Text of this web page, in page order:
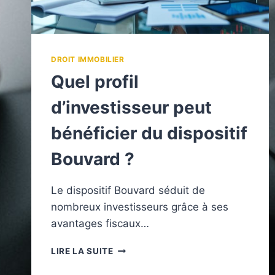
DROIT IMMOBILIER
Quel profil
d’investisseur peut
bénéficier du dispositif
Bouvard ?
Le dispositif Bouvard séduit de
nombreux investisseurs grâce à ses
avantages fiscaux…
LIRE LA SUITEQUEL